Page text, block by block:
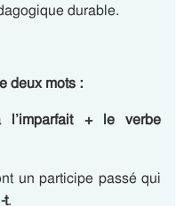
durable.
deux mots :
+ le verbe
un participe passé qui
t.